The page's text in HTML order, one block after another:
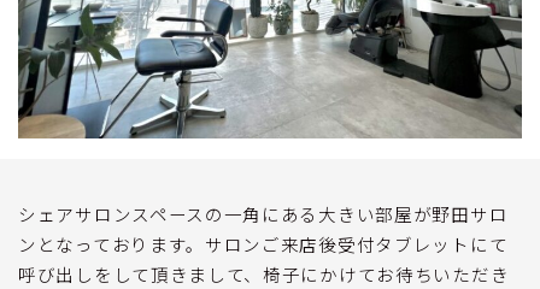
シェアサロンスペースの一角にある大きい部屋が野田サロ
ンとなっております。サロンご来店後受付タブレットにて
呼び出しをして頂きまして、椅子にかけてお待ちいただき